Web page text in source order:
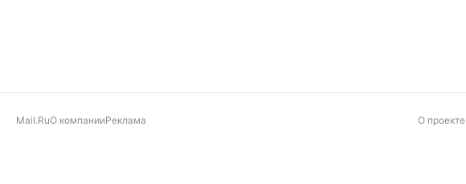
Mail.RuО компанииРеклама О проекте